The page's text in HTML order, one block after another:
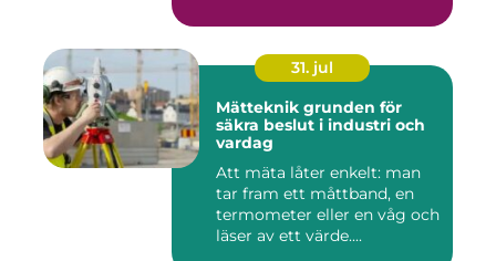
31. jul
Mätteknik grunden för
säkra beslut i industri och
vardag
Att mäta låter enkelt: man
tar fram ett måttband, en
termometer eller en våg och
läser av ett värde....